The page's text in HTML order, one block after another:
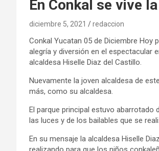
En Conkal se vive
diciembre 5, 2021 redaccion
Conkal Yucatan 05 de Diciembre Hoy
alegría y diversión en el espectacular
alcaldesa Hiselle Diaz del Castillo.
Nuevamente la joven alcaldesa de
más, como su alcaldesa.
El parque principal estuvo abarrotado
las luces y de los bailables que se
En su mensaje la alcaldesa Hiselle